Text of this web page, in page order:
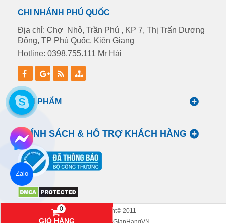
CHI NHÁNH PHÚ QUỐC
Địa chỉ: Chợ Nhỏ, Trần Phú , KP 7, Thị Trấn Dương
Đông, TP Phú Quốc, Kiên Giang
Hotline: 0398.755.111 Mr Hải
SẢN PHẨM
CHÍNH SÁCH & HỖ TRỢ KHÁCH HÀNG
Copyright© 2011
0948.23.22.15 MR.HÙNG
0
GIỎ HÀNG
HOTLINE: 0948.23.22.15
Zalo